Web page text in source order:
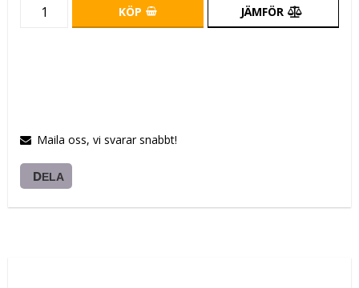
KÖP JÄMFÖR
Maila oss, vi svarar snabbt!
DELA